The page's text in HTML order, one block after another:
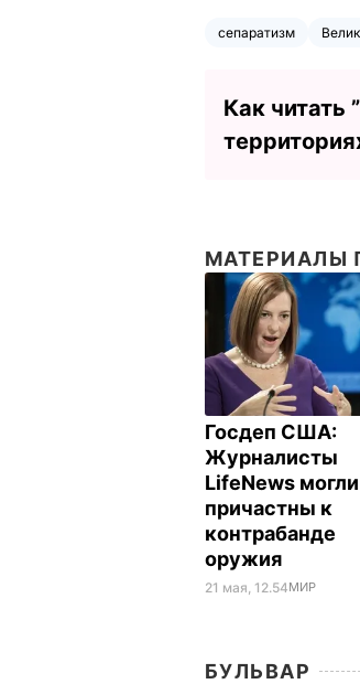
сепаратизм
Как читать
МАТЕРИАЛЫ
Госдеп США:
Журналисты
LifeNews
причастны к
контрабанде
оружия
21 мая, 12.54МИР
БУЛЬВАР